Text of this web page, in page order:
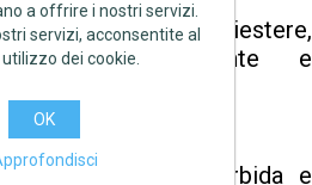
DRY®100% poliestere,
assorbente e
estremamente morbida e
a offrire i nostri servizi.
servizi, acconsentite al
dei cookie.
OK